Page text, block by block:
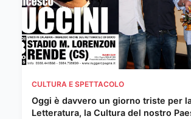
CULTURA E SPETTACOLO
Oggi è davvero un giorno triste per
Letteratura, la Cultura del nostro